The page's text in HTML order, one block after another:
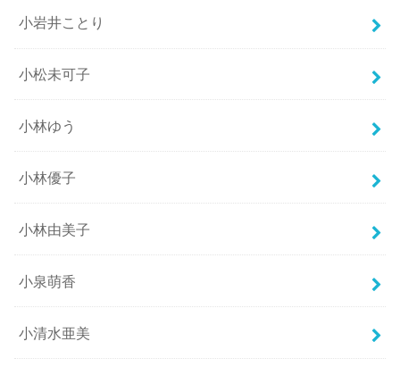
小岩井ことり
小松未可子
小林ゆう
小林優子
小林由美子
小泉萌香
小清水亜美